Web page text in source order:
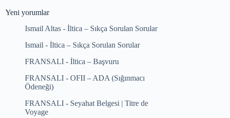
Yeni yorumlar
Ismail Altas -İltica – Sıkça Sorulan Sorular
Ismail -İltica – Sıkça Sorulan Sorular
FRANSALI -İltica – Başvuru
FRANSALI -OFII – ADA (Sığınmacı
Ödeneği)
FRANSALI - Seyahat Belgesi | Titre de
Voyage